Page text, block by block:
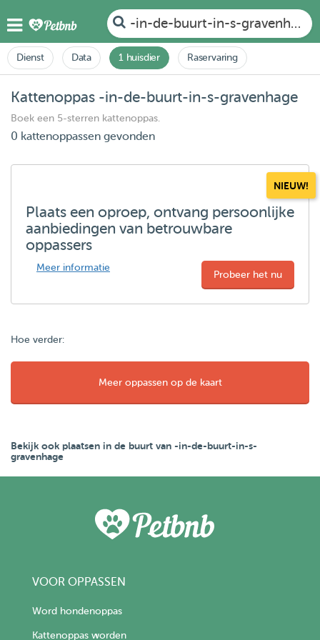
-in-de-buurt-in-s-gravenhage
Dienst Data 1 huisdier Raservaring
Kattenoppas -in-de-buurt-in-s-gravenhage
Boek een 5-sterren kattenoppas.
0 kattenoppassen gevonden
NIEUW!
Plaats een oproep, ontvang persoonlijke
aanbiedingen van betrouwbare
oppassers
Meer informatie
Probeer het nu
Hoe verder:
Meer oppassen op de kaart
Bekijk ook plaatsen in de buurt van -in-de-buurt-in-s-
gravenhage
VOOR OPPASSEN
Word hondenoppas
Kattenoppas worden